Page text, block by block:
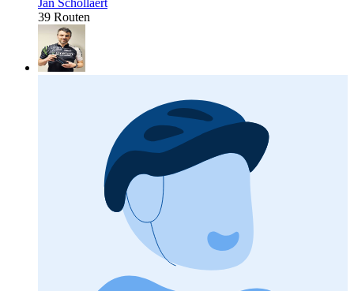
Jan Schollaert
39 Routen